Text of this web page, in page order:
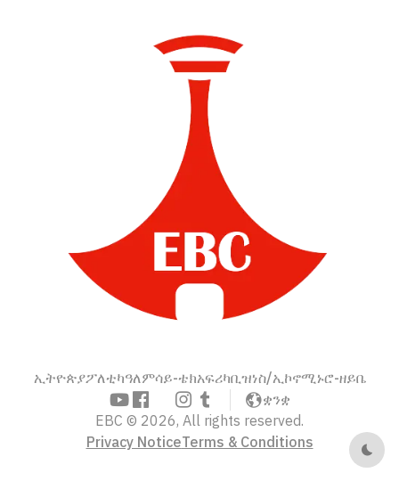
ኢትዮጵያፖለቲካዓለምሳይ-ቴክአፍሪካቢዝነስ/ኢኮኖሚኑሮ-ዘይቤ
ቋንቋ
EBC © 2026, All rights reserved.
Privacy NoticeTerms & Conditions